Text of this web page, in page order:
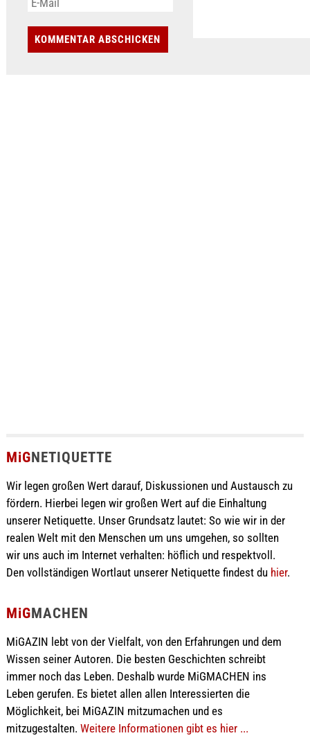
MiGNETIQUETTE
Wir legen großen Wert darauf, Diskussionen und Austausch zu
fördern. Hierbei legen wir großen Wert auf die Einhaltung
unserer Netiquette. Unser Grundsatz lautet: So wie wir in der
realen Welt mit den Menschen um uns umgehen, so sollten
wir uns auch im Internet verhalten: höflich und respektvoll.
Den vollständigen Wortlaut unserer Netiquette findest du hier.
MiGMACHEN
MiGAZIN lebt von der Vielfalt, von den Erfahrungen und dem
Wissen seiner Autoren. Die besten Geschichten schreibt
immer noch das Leben. Deshalb wurde MiGMACHEN ins
Leben gerufen. Es bietet allen allen Interessierten die
Möglichkeit, bei MiGAZIN mitzumachen und es
mitzugestalten. Weitere Informationen gibt es hier ...